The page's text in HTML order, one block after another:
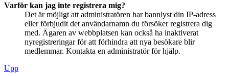
Varför kan jag inte registrera mig?
Det är möjligt att administratören har bannlyst din IP-adress
eller förbjudit det användarnamn du försöker registrera dig
med. Ägaren av webbplatsen kan också ha inaktiverat
nyregistreringar för att förhindra att nya besökare blir
medlemmar. Kontakta en administratör för hjälp.
Upp